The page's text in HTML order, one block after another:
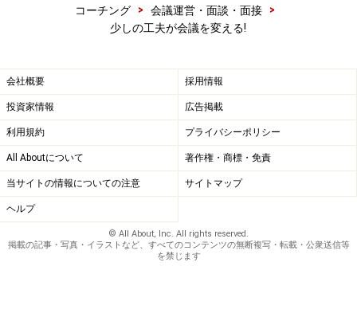
コーチング
> 会議運営・面談・面接
>
少しの工夫が会議を変える!
会社概要 採用情報
投資家情報 広告掲載
利用規約 プライバシーポリシー
All Aboutについて 著作権・商標・免責
当サイトの情報についての注意 サイトマップ
ヘルプ
© All About, Inc. All rights reserved.
掲載の記事・写真・イラストなど、すべてのコンテンツの無断複写・転載・公衆送信等
を禁じます